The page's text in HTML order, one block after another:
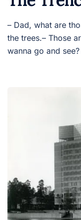
– Dad, what are
the trees.– Those
wanna go and